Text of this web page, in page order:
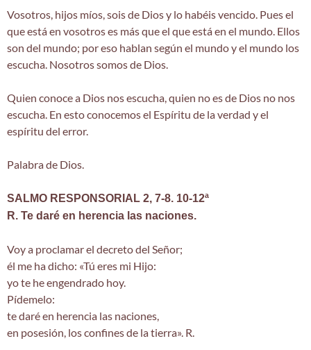
Vosotros, hijos míos, sois de Dios y lo habéis vencido. Pues el
que está en vosotros es más que el que está en el mundo. Ellos
son del mundo; por eso hablan según el mundo y el mundo los
escucha. Nosotros somos de Dios.
Quien conoce a Dios nos escucha, quien no es de Dios no nos
escucha. En esto conocemos el Espíritu de la verdad y el
espíritu del error.
Palabra de Dios.
SALMO RESPONSORIAL 2, 7-8. 10-12ª
R. Te daré en herencia las naciones.
Voy a proclamar el decreto del Señor;
él me ha dicho: «Tú eres mi Hijo:
yo te he engendrado hoy.
Pídemelo:
te daré en herencia las naciones,
en posesión, los confines de la tierra». R.